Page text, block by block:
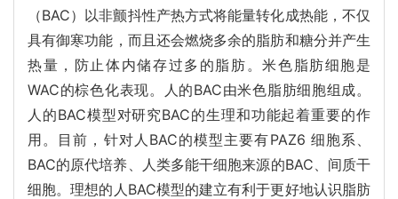
（BAC）以非颤抖性产热方式将能量转化成热能，不仅
具有御寒功能，而且还会燃烧多余的脂肪和糖分并产生
热量，防止体内储存过多的脂肪。米色脂肪细胞是
WAC的棕色化表现。人的BAC由米色脂肪细胞组成。
人的BAC模型对研究BAC的生理和功能起着重要的作
用。目前，针对人BAC的模型主要有PAZ6 细胞系、
BAC的原代培养、人类多能干细胞来源的BAC、间质干
细胞。理想的人BAC模型的建立有利于更好地认识脂肪